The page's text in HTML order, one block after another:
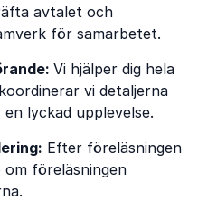
avtalet och
för samarbetet.
Vi hjälper dig hela
vi detaljerna
lyckad upplevelse.
Efter föreläsningen
föreläsningen